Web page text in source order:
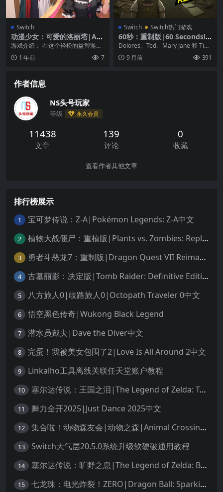
Switch
动漫少女：可爱的洛丽塔|Ani
me Girls: Lovely Lolita中文
游戏介绍： 在这个轻松的益智游戏
中解锁 30 多个漂亮的动漫女孩！
在这个拥有 ...
1 年前 7
Switch Switch热门游戏
60秒：重制版|60 Seconds! R
eatomized中文
Dolores、Ted、Mary Jane 和 Tim
my 又回来了，他们将在经...
9 月前 391
作者信息
NS头号玩家
等级 永久会员
11438
文章
139
评论
0
收藏
查看作者其他文章
排行榜展示
1 宝可梦传说：Z-A|Pokémon Legends: Z-A中文
2 植物大战僵尸：重植版|Plants vs. Zombies: Replanted中文
3 勇者斗恶龙7：重制版|Dragon Quest VII Reimagined中文
4 古墓丽影：决定版|Tomb Raider: Definitive Edition中文
5 八方旅人0|歧路旅人0|Octopath Traveler 0中文
6 悟空黑色传奇|Wukong Black Legend
7 潜水员戴夫|Dave the Diver中文
8 完蛋！我被美女包围了2|Love Is All Around 2中文
9 Linkalho工具离线关联任天堂账户教程
10 塞尔达传说：王国之泪|The Legend of Zelda: Tears of the Kingdom中文
11 舞力全开2025|Just Dance 2025中文
12 集合啦！动物森友会|动物之森|Animal Crossing: New Horizons中文
13 Switch大气层20.5.0系统升级软硬破通用教程
14 塞尔达传说：旷野之息|The Legend of Zelda: Breath of the Wild中文
15 七龙珠：电光炸裂！ZERO|Dragon Ball: Sparking! Zero中文